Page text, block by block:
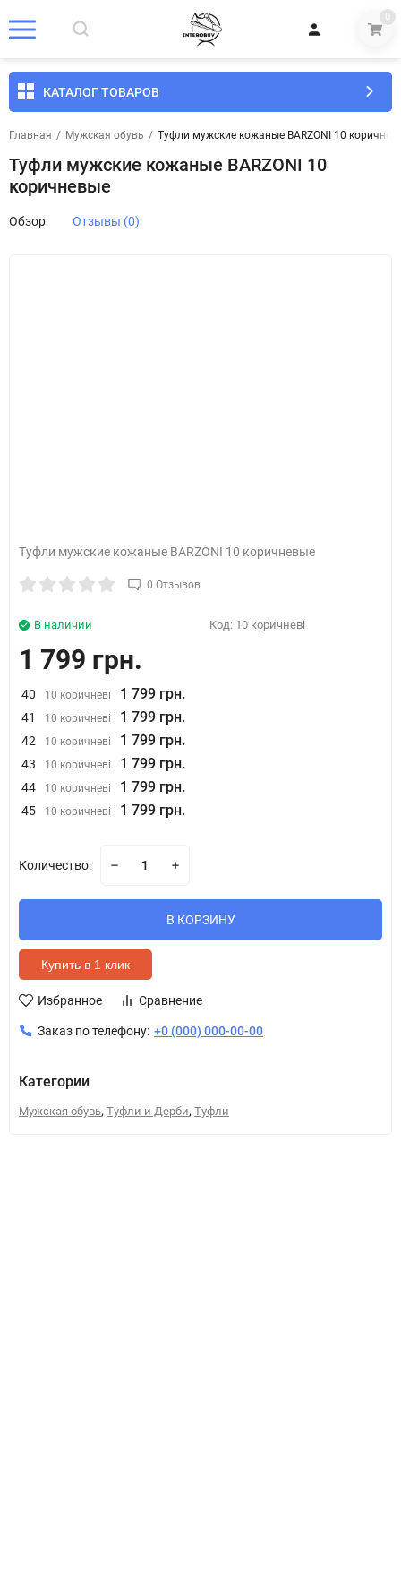
0
КАТАЛОГ ТОВАРОВ
Главная / Мужская обувь / Туфли мужские кожаные BARZONI 10
Туфли мужские кожаные BARZONI 10
коричневые
Обзор Отзывы (0)
Туфли мужские кожаные BARZONI 10 коричневые
0 Отзывов
В наличии Код: 10 коричневі
1 799 грн.
40 10 коричневі 1 799 грн.
41 10 коричневі 1 799 грн.
42 10 коричневі 1 799 грн.
43 10 коричневі 1 799 грн.
44 10 коричневі 1 799 грн.
45 10 коричневі 1 799 грн.
Количество:
В КОРЗИНУ
Купить в 1 клик
Избранное Сравнение
Заказ по телефону: +0 (000) 000-00-00
Категории
Мужская обувь, Туфли и Дерби, Туфли